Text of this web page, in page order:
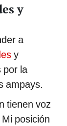
y
a
y
por la
ampays.
tienen voz
posición